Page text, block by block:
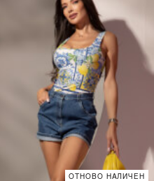
ОТНОВО НАЛИЧЕН